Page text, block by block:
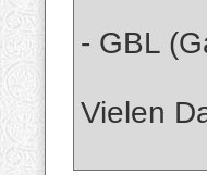
- GBL
Vielen